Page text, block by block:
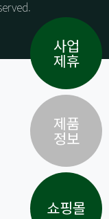
사업
제휴
제품
정보
쇼핑몰